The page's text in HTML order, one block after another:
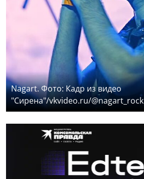
Nagart. Фото: Кадр из видео
"Сирена"/vkvideo.ru/@nagart_rock